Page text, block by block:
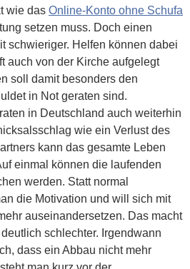
wie das Online-Konto ohne Schufa
setzen muss. Doch einen
schwieriger. Helfen können dabei
auch von der Kirche aufgelegt
soll damit besonders den
in Not geraten sind.
in Deutschland auch weiterhin
wie ein Verlust des
kann das gesamte Leben
einmal können die laufenden
werden. Statt normal
die Motivation und will sich mit
auseinandersetzen. Das macht
schlechter. Irgendwann
dass ein Abbau nicht mehr